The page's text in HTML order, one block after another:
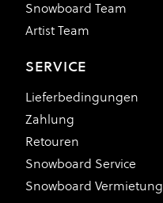
Snowboard Team
Artist Team
SERVICE
Lieferbedingungen
Zahlung
Retouren
Snowboard Service
Snowboard Vermietung